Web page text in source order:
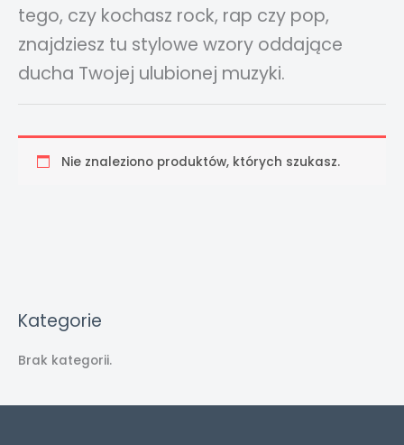
Kategorie
Brak kategorii.
tego, czy kochasz rock, rap czy pop,
znajdziesz tu stylowe wzory oddające
ducha Twojej ulubionej muzyki.
Nie znaleziono produktów, których szukasz.